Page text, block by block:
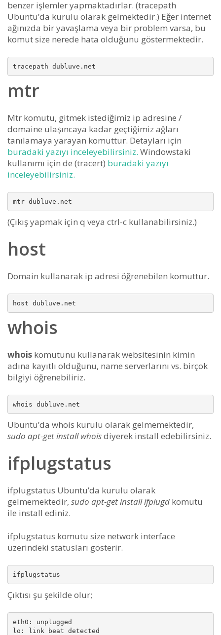
benzer işlemler yapmaktadırlar. (tracepath
Ubuntu’da kurulu olarak gelmektedir.) Eğer internet
ağınızda bir yavaşlama veya bir problem varsa, bu
komut size nerede hata olduğunu göstermektedir.
mtr
Mtr komutu, gitmek istediğimiz ip adresine /
domaine ulaşıncaya kadar geçtiğimiz ağları
tanılamaya yarayan komuttur. Detayları için
buradaki yazıyı inceleyebilirsiniz. Windowstaki
kullanımı için de (tracert) buradaki yazıyı
inceleyebilirsiniz.
(Çıkış yapmak için q veya ctrl-c kullanabilirsiniz.)
host
Domain kullanarak ip adresi öğrenebilen komuttur.
whois
whois komutunu kullanarak websitesinin kimin
adına kayıtlı olduğunu, name serverlarını vs. birçok
bilgiyi öğrenebiliriz.
Ubuntu’da whois kurulu olarak gelmemektedir,
sudo apt-get install whoisdiyerek install edebilirsiniz.
ifplugstatus
ifplugstatus Ubuntu’da kurulu olarak
gelmemektedir, sudo apt-get install ifplugd komutu
ile install ediniz.
ifplugstatus komutu size network interface
üzerindeki statusları gösterir.
Çıktısı şu şekilde olur;
eth0: unplugged
lo: link beat detected